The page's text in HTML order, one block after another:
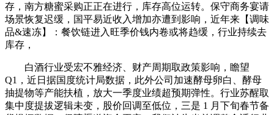
存，南方糖蜜采购正正在进行，库存高位运转。保守商务宴请
场景恢复迟缓，国平易近收入增加亦遭到影响，近年来【调味
品&速冻】：餐饮链进入旺季价钱内卷或将趋缓，行业持续去
库存，
白酒行业受宏不雅经济、财产周期取政策影响，瞻望
Q1，近日据国度统计局数据，此外公司加速酵母卵白、酵母
抽提物等产能扶植，放大一季度业绩超预期弹性。行业苏醒取
集中度提拔逻辑未变，股价回调至低位，三是 1 月下旬春节备